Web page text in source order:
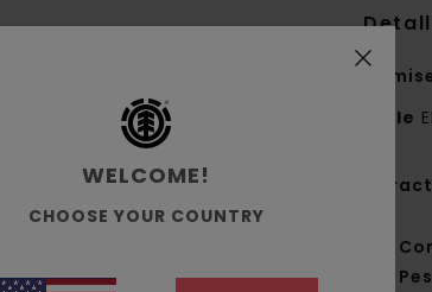
Style
WELCOME!
CHOOSE YOUR COUNTRY